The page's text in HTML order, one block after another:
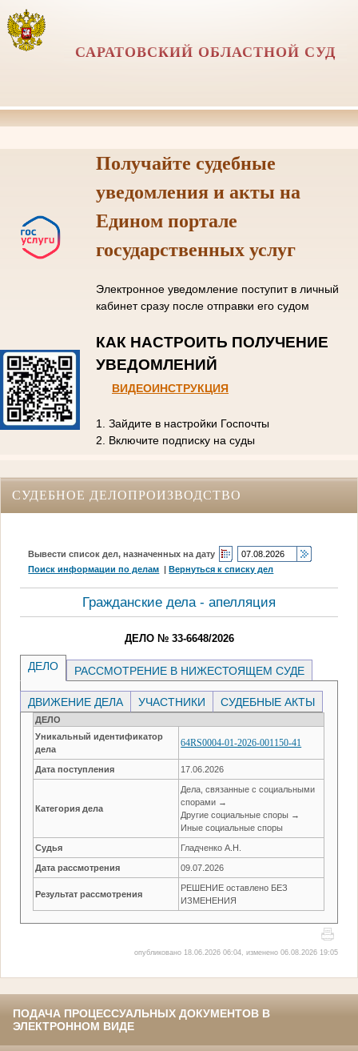
САРАТОВСКИЙ ОБЛАСТНОЙ СУД
Получайте судебные
уведомления и акты на
Едином портале
государственных услуг
Электронное уведомление поступит в личный
кабинет сразу после отправки его судом
КАК НАСТРОИТЬ ПОЛУЧЕНИЕ
УВЕДОМЛЕНИЙ
ВИДЕОИНСТРУКЦИЯ
1. Зайдите в настройки Госпочты
2. Включите подписку на суды
СУДЕБНОЕ ДЕЛОПРОИЗВОДСТВО
Вывести список дел, назначенных на дату
Поиск информации по делам |Вернуться к списку дел
Гражданские дела - апелляция
ДЕЛО № 33-6648/2026
ДЕЛО РАССМОТРЕНИЕ В НИЖЕСТОЯЩЕМ СУДЕ
ДВИЖЕНИЕ ДЕЛА УЧАСТНИКИ СУДЕБНЫЕ АКТЫ
ДЕЛО
Уникальный идентификатор
дела
64RS0004-01-2026-001150-41
Дата поступления 17.06.2026
Категория дела
Дела, связанные с социальными
спорами →
Другие социальные споры →
Иные социальные споры
Судья Гладченко А.Н.
Дата рассмотрения 09.07.2026
Результат рассмотрения
РЕШЕНИЕ оставлено БЕЗ
ИЗМЕНЕНИЯ
опубликовано 18.06.2026 06:04, изменено 06.08.2026 19:05
ПОДАЧА ПРОЦЕССУАЛЬНЫХ ДОКУМЕНТОВ В
ЭЛЕКТРОННОМ ВИДЕ